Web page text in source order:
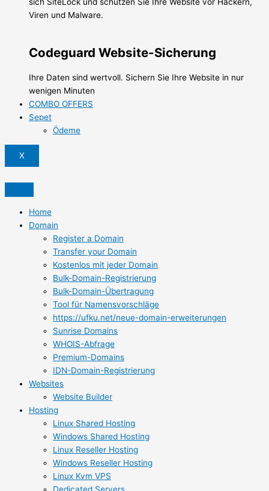
Viren und Malware.
Codeguard Website-Sicherung
Ihre Daten sind wertvoll. Sichern Sie Ihre Website in nur
wenigen Minuten
COMBO OFFERS
Sepet
Ödeme
X
Home
Domain
Register a Domain
Transfer your Domain
Kostenlos mit jeder Domain
Bulk-Domain-Registrierung
Bulk-Domain-Übertragung
Tool für Namensvorschläge
https://ufku.net/neue-domain-erweiterungen
Sunrise Domains
WHOIS-Abfrage
Premium-Domains
IDN-Domain-Registrierung
Websites
Website Builder
Hosting
Linux Shared Hosting
Windows Shared Hosting
Linux Reseller Hosting
Windows Reseller Hosting
Linux Kvm VPS